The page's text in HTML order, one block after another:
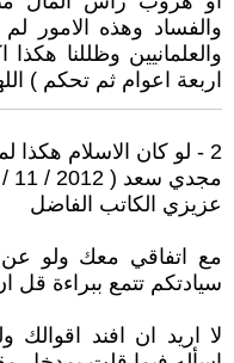
والفساد وهذه الامور لم
والعلمانيين وظللنا
اربعة اعوام ثم تحكم )
2 - لو كان الاسلام هكذا لما كانت هناك مشكلة
مجدي سعد ( 2012 / 11 / 6 - 00:11 )
عزيزي الكاتب الفاضل
مع اتفاقي معك ولو عن
سيادتكم تتمع ببراءة قل
لا اريد ان افند